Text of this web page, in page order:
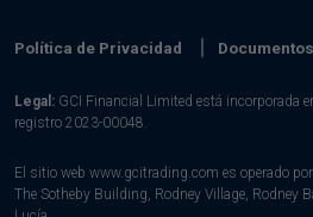
Política de Privacidad
Legal: GCI Financial Limited está incorporada
registro 2023-00048.
El sitio web www.gcitrading.com es operado
The Sotheby Building, Rodney Village, Rodney